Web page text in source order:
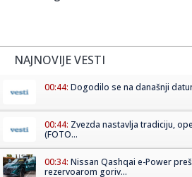
NAJNOVIJE VESTI
00:44: Dogodilo se na današnji
00:44: Zvezda nastavlja tradiciju,
(FOTO...
00:34: Nissan Qashqai e-Power
rezervoarom goriv...